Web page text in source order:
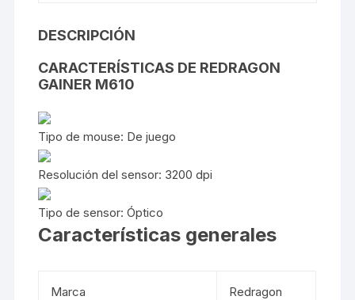
DESCRIPCIÓN
CARACTERÍSTICAS DE REDRAGON
GAINER M610
Tipo de mouse: De juego
Resolución del sensor: 3200 dpi
Tipo de sensor:Óptico
Características generales
Marca Redragon